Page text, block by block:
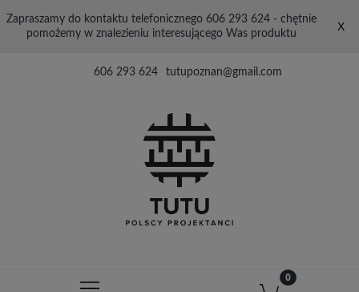
Zapraszamy do kontaktu telefonicznego 606 293 624 - chętnie
pomożemy w znalezieniu interesującego Was produktu
X
606 293 624 tutupoznan@gmail.com